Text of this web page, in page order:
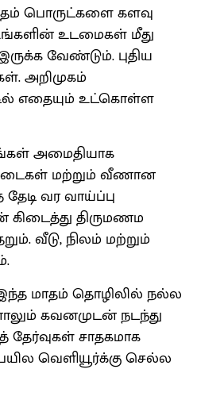
பொருட்களை களவு
உடமைகள் மீது
வேண்டும். புதிய
அறிமுகம்
எதையும் உட்கொள்ள
அமைதியாக
மற்றும் வீணான
வர வாய்ப்பு
கிடைத்து திருமணம
வீடு, நிலம் மற்றும்
மாதம் தொழிலில் நல்ல
கவனமுடன் நடந்து
சாதகமாக
வெளியூர்க்கு செல்ல